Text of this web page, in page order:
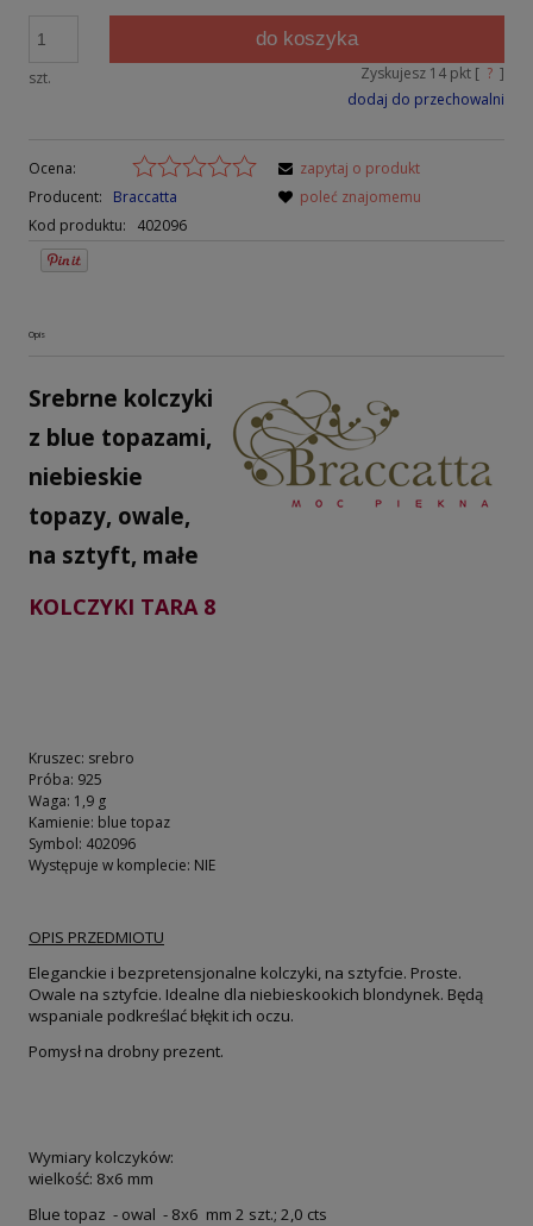
szt.
do koszyka
Zyskujesz 14 pkt [ ? ]
dodaj do przechowalni
Ocena:
Producent:
Braccatta
Kod produktu:
402096
zapytaj o produkt
poleć znajomemu
Opis
Srebrne kolczyki
z blue topazami,
niebieskie
topazy, owale,
na sztyft, małe
KOLCZYKI TARA 8
Kruszec: srebro
Próba: 925
Waga: 1,9 g
Kamienie: blue topaz
Symbol: 402096
Występuje w komplecie: NIE
OPIS PRZEDMIOTU
Eleganckie i bezpretensjonalne kolczyki, na sztyfcie. Proste.
Owale na sztyfcie. Idealne dla niebieskookich blondynek. Będą
wspaniale podkreślać błękit ich oczu.
Pomysł na drobny prezent.
Wymiary kolczyków:
wielkość: 8x6 mm
Blue topaz - owal - 8x6 mm 2 szt.; 2,0 cts